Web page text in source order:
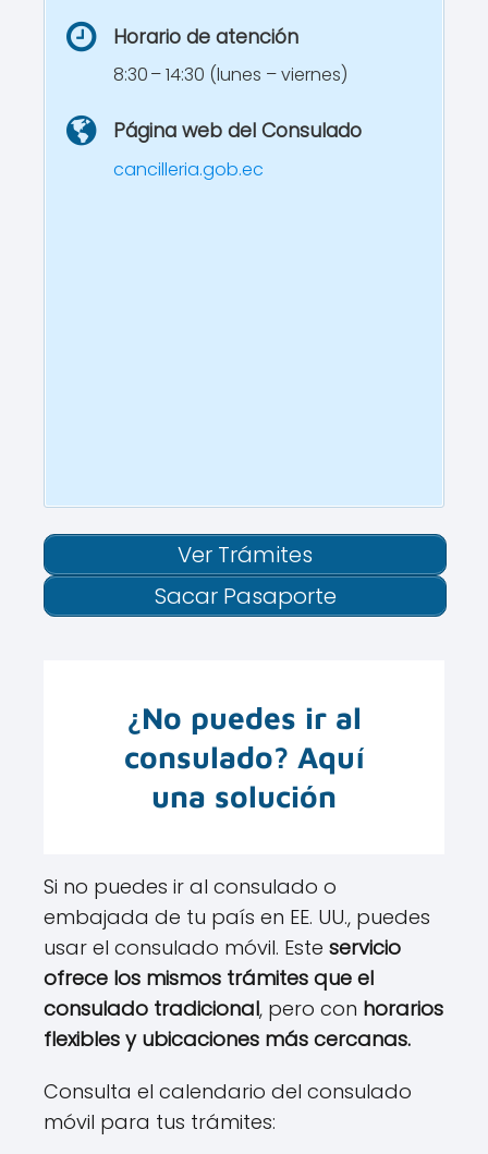
Horario de atención
8:30 – 14:30 (lunes – viernes)
Página web del Consulado
cancilleria.gob.ec
Ver Trámites
Sacar Pasaporte
¿No puedes ir al
consulado? Aquí
una solución
Si no puedes ir al consulado o
embajada de tu país en EE. UU., puedes
usar el consulado móvil. Este servicio
ofrece los mismos trámites que el
consulado tradicional, pero con horarios
flexibles y ubicaciones más cercanas.
Consulta el calendario del consulado
móvil para tus trámites: